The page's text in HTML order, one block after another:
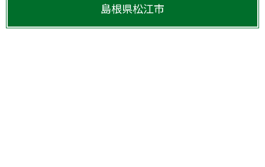
島根県松江市